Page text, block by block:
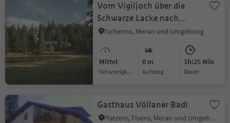
Vom Vigiljoch über die
Schwarze Lacke nach
Aschbach
Tscherms, Meran und Umgebung
Mittel
Schwierigkeitsgrad
0 m
Aufstieg
1h:25 Min
Dauer
Gasthaus Völlaner Badl
Platzers, Tisens, Meran und Umgebung